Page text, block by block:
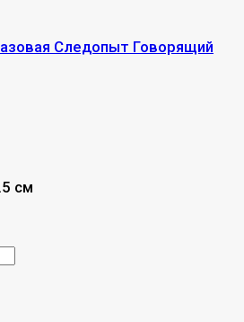
Следопыт Говорящий
см